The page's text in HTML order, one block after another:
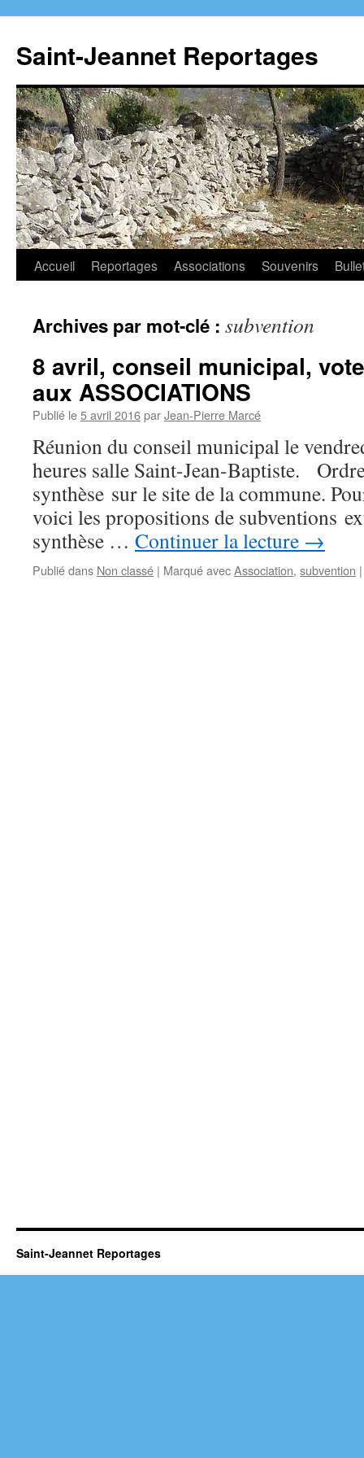
contenu
Saint-Jeannet Reportages
Accueil Reportages Associations Souvenirs
Archives par mot-clé : subvention
8 avril, conseil municipal,
aux ASSOCIATIONS
Publié le5 avril 2016parJean-Pierre Marcé
Réunion du conseil municipal le
heures salle Saint-Jean-Baptiste.
synthèse sur le site de la commune.
voici les propositions de subventions
synthèse … Continuer la lecture →
Publié dans Non classé | Marqué avecAssociation, subvention |
Saint-Jeannet Reportages